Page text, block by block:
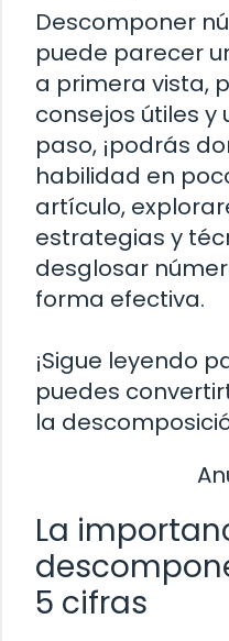
Descomponer
puede parecer
a primera vista,
consejos útiles y
paso, ¡podrás
habilidad en
artículo,
estrategias y
desglosar
forma efectiva.
¡Sigue leyendo
puedes
la
La
5 cifras